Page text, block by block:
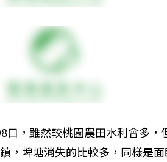
口，雖然較桃園農田水利會多，
，埤塘消失的比較多，同樣是